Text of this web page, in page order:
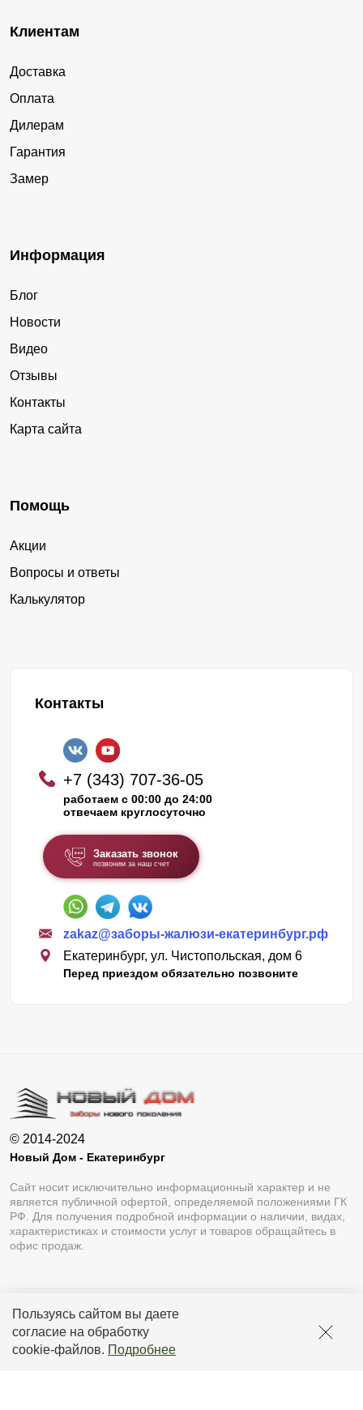
Пользуясь сайтом вы даете
согласие на обработку
cookie-файлов. Подробнее
Клиентам
Доставка
Оплата
Дилерам
Гарантия
Замер
Информация
Блог
Новости
Видео
Отзывы
Контакты
Карта сайта
Помощь
Акции
Вопросы и ответы
Калькулятор
Контакты
+7 (343) 707-36-05
работаем с 00:00 до 24:00
отвечаем круглосуточно
Заказать звонок
позвоним за наш счет
zakaz@заборы-жалюзи-екатеринбург.рф
Екатеринбург, ул. Чистопольская, дом 6
Перед приездом обязательно позвоните
© 2014-2024
Новый Дом - Екатеринбург
Сайт носит исключительно информационный характер и не
является публичной офертой, определяемой положениями ГК
РФ. Для получения подробной информации о наличии, видах,
характеристиках и стоимости услуг и товаров обращайтесь в
офис продаж.
Разработка сайтаLukevium
Политика конфиденциальности